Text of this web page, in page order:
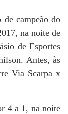
campeão do
na noite de
de Esportes
Antes, às
Via Scarpa x
4 a 1, na noite